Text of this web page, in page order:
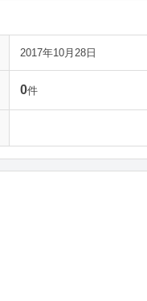
2017年10月28日
0件